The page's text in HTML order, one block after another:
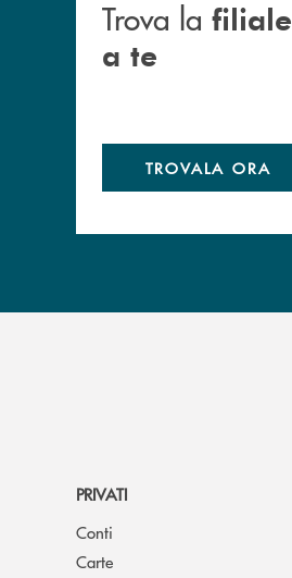
Trova la filiale
a te
TROVALA ORA
PRIVATI
Conti
Carte